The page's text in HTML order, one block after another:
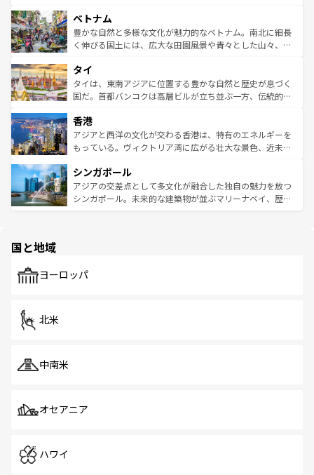
参照してほしい。
容にもいいと評判のスイーツなど、バラエティ豊かな料理
が味わえる。 なお、新着の台湾情報は コンテンツ一覧を参
照してほしい。
き、地方に足を延ばせば四季折々の自然美を楽しむことが
できる。そして、キムチや焼肉、絶品のストリートフード
まで、さまざまな韓国料理が待っている。夜には、韓国な
リティに包まれながら、韓国の多彩な魅力を心ゆくまで味
わってみてほしい。 なお、新着の韓国情報はコンテンツ一
覧を参照してほしい。
ベトナム
豊かな自然と多様な文化が魅力的なベトナム。南北に細長
く伸びる国土には、広大な田園風景や青々とした山々、世
急速な発展と共に伝統が息づく。ハノイの古い町並みやホ
ーチミン市のフランス統治時代の建物も、独特の雰囲気を
醸し出している。また、バラエティの豊かさとおいしさで
とつ。フォーやバインミー、ベトナムコーヒーなどは、ぜ
ひ現地で味わいたい。どの地域を訪れてもあたたかい人々
が旅行者を迎えてくれるので、きっと忘れられない旅にな
参照してほしい。
タイ
タイは、東南アジアに位置する豊かな自然と歴史が息づく
国だ。首都バンコクは高層ビルが立ち並ぶ一方、伝統的な
の活気が交差している。北部ではチェンマイなどの山岳地
帯で自然と触れ合い、南部ではプーケットやクラビの美し
いビーチでリゾート気分を楽しむことができる。タイ料理
激する。気候は一年中温暖で、どの季節にも異なる楽しみ
が待っている。親しみやすいタイの人々、仏教を中心とし
た文化、そして多様な観光資源が、訪れる旅人を魅了し続
香港
アジアと西洋の文化が交わる香港は、特有のエネルギーを
もっている。ヴィクトリア湾に広がる壮大な景色、近未来
み、どこを訪れても感動するはず。観光スポットが密集し
ており、効率よく見どころを回れるのも魅力。息をのむよ
うな絶景から文化的な体験まで、香港を存分に楽しみ尽く
シンガポール
アジアの交差点として多文化が融合した独自の魅力を放つ
シンガポール。未来的な建築物が並ぶマリーナベイ、歴史
で、ホーカーズは地元の風情を楽しめる外せないスポット
国と地域
ヨーロッパ
北米
中南米
オセアニア
ハワイ